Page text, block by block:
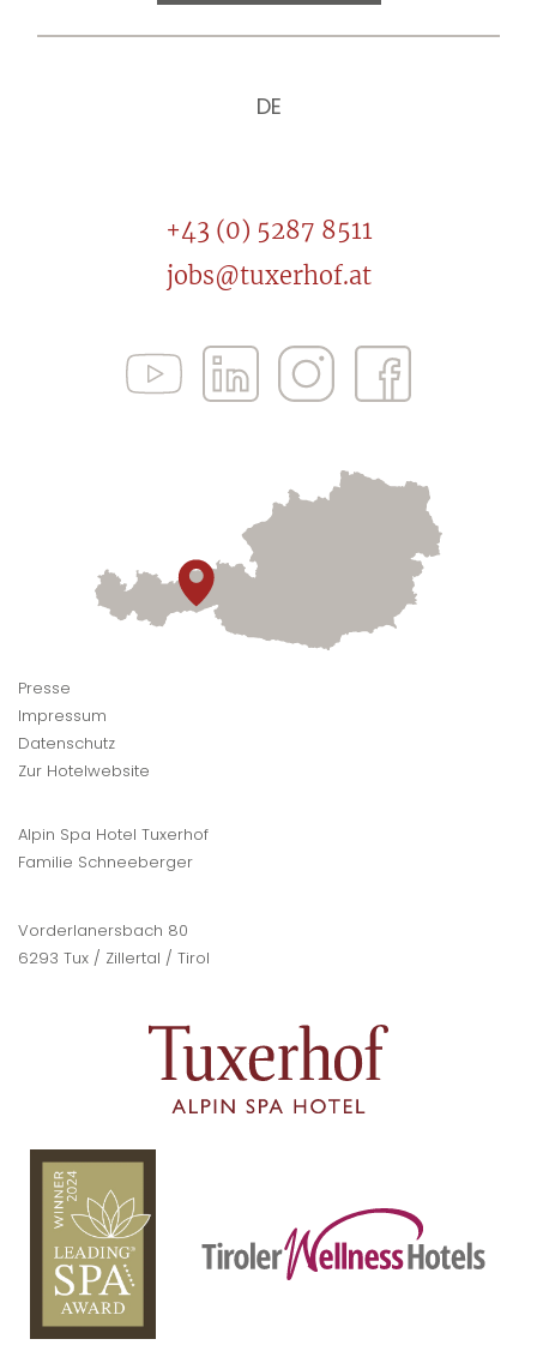
DE
Alpin Spa Hotel Tuxerhof
Familie Schneeberger
Vorderlanersbach 80
6293 Tux / Zillertal / Tirol
Presse
Impressum
Datenschutz
Zur Hotelwebsite
+43 (0) 5287 8511
jobs@tuxerhof.at